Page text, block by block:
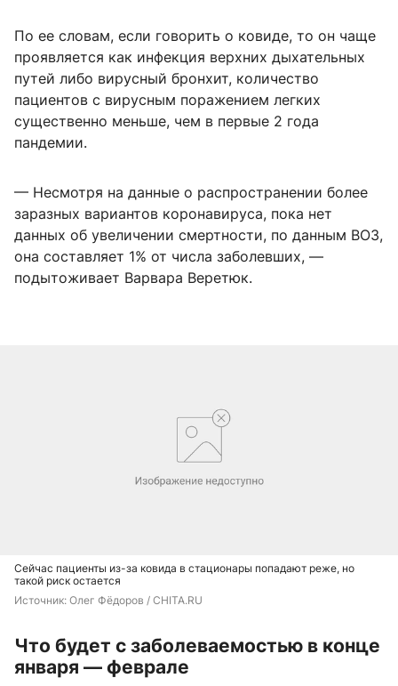
По ее словам, если говорить о ковиде, то он чаще
проявляется как инфекция верхних дыхательных
путей либо вирусный бронхит, количество
пациентов с вирусным поражением легких
существенно меньше, чем в первые 2 года
пандемии.
— Несмотря на данные о распространении более
заразных вариантов коронавируса, пока нет
данных об увеличении смертности, по данным ВОЗ,
она составляет 1% от числа заболевших, —
подытоживает Варвара Веретюк.
Сейчас пациенты из-за ковида в стационары попадают реже, но
такой риск остается
Источник: Олег Фёдоров / CHITA.RU
Что будет с заболеваемостью в конце
января — феврале